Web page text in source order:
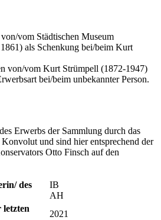
vom Städtischen Museum
als Schenkung bei/beim Kurt
von/vom Kurt Strümpell (1872-1947)
bei/beim unbekannter Person.
Erwerbs der Sammlung durch das
und sind hier entsprechend der
Otto Finsch auf den
des
IB
AH
letzten
2021